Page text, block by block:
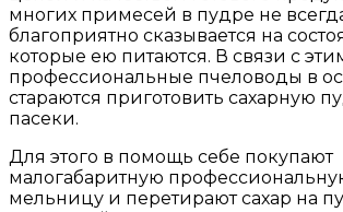
многих примесей в пудре не
благоприятно сказывается на
которые ею питаются. В связи с
профессиональные пчеловоды в
стараются приготовить сахарную
пасеки.
Для этого в помощь себе покупают
малогабаритную
мельницу и перетирают сахар на